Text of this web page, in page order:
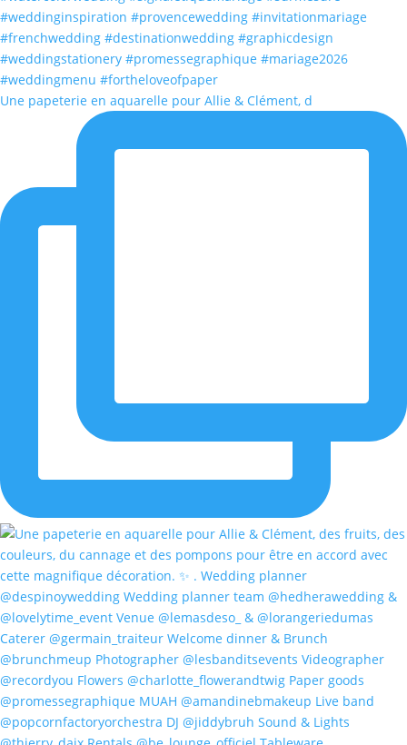
Une papeterie en aquarelle pour Allie & Clément, d